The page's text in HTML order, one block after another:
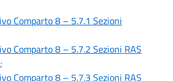
Comparto 8 – 5.7.1 Sezioni
Comparto 8 – 5.7.2 Sezioni RAS
Comparto 8 – 5.7.3 Sezioni RAS